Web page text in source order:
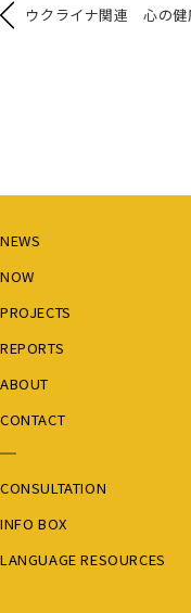
ウクライナ関連 心の健
NEWS
NOW
PROJECTS
REPORTS
ABOUT
CONTACT
CONSULTATION
INFO BOX
LANGUAGE RESOURCES